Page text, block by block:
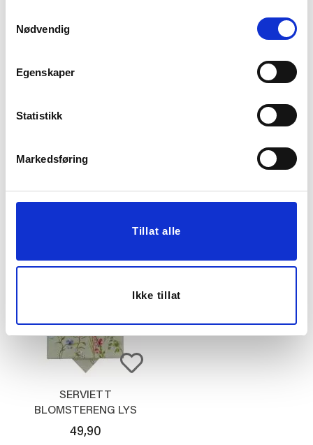
Nødvendig
Egenskaper
Statistikk
Markedsføring
Tillat alle
Ikke tillat
Før49,90
SERVIETT LØV BEIGE
49,90
SERVIETT
BLOMSTERENG LYS
GRØNN
49,90